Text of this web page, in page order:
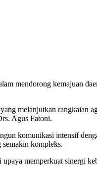
mendorong kemajuan
melanjutkan rangkaian
Agus Fatoni.
komunikasi intensif
semakin kompleks.
memperkuat sinergi